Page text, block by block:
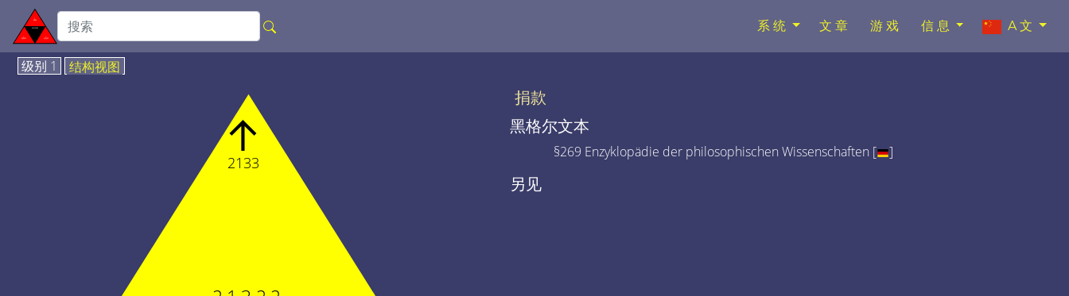
系统 文章 游戏 信息 A文
级别 1 结构视图
↑
2133
捐款
黑格尔文本
§269 Enzyklopädie der philosophischen Wissenschaften [ ]
另见